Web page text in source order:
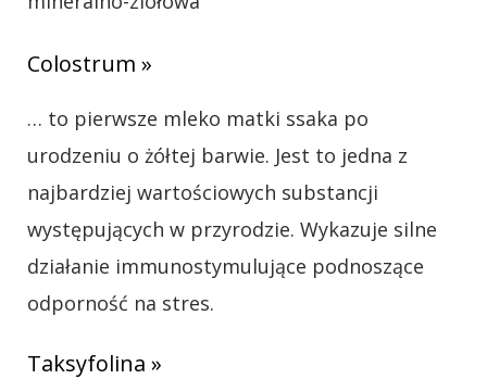
Colostrum »
… to pierwsze mleko matki ssaka po
urodzeniu o żółtej barwie. Jest to jedna z
najbardziej wartościowych substancji
występujących w przyrodzie. Wykazuje silne
działanie immunostymulujące podnoszące
odporność na stres.
Taksyfolina »